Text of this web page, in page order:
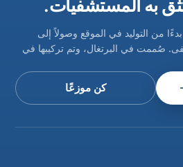
به المستشفيات.
من التوليد في الموقع وصولاً إلى
صُممت في البرتغال، وتم تركيبها في
كن موزعًا